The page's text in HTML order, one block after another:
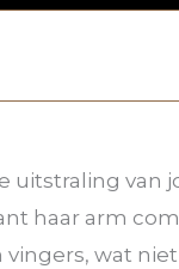
van
haar arm
wat